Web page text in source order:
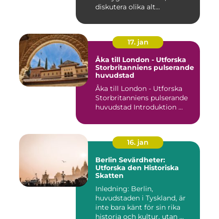
diskutera olika alt...
17. jan
Åka till London - Utforska
Storbritanniens pulserande
huvudstad
Åka till London - Utforska
Storbritanniens pulserande
huvudstad Introduktion ...
16. jan
Berlin Sevärdheter:
Utforska den Historiska
Skatten
Inledning: Berlin,
huvudstaden i Tyskland, är
inte bara känt för sin rika
historia och kultur, utan ...